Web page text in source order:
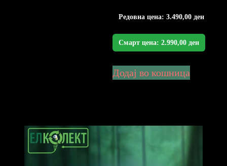
Редовна цена: 3.490,00 ден
Смарт цена: 2.990,00 ден
Додај во кошница